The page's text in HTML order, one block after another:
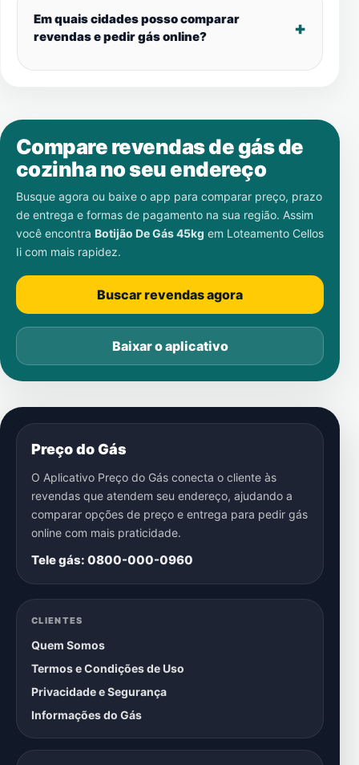
Em quais cidades posso comparar
revendas e pedir gás online?
Compare revendas de gás de
cozinha no seu endereço
Busque agora ou baixe o app para comparar preço, prazo
de entrega e formas de pagamento na sua região. Assim
você encontra Botijão De Gás 45kg em Loteamento Cellos
Ii com mais rapidez.
Buscar revendas agora
Baixar o aplicativo
Preço do Gás
O Aplicativo Preço do Gás conecta o cliente às
revendas que atendem seu endereço, ajudando a
comparar opções de preço e entrega para pedir gás
online com mais praticidade.
Tele gás: 0800-000-0960
CLIENTES
Quem Somos
Termos e Condições de Uso
Privacidade e Segurança
Informações do Gás